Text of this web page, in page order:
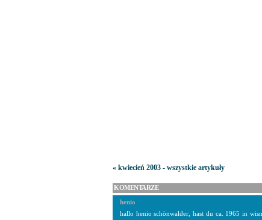
« kwiecień 2003 - wszystkie artykuły
KOMENTARZE
henio
hallo henio schönwalder, hast du ca. 1965 in